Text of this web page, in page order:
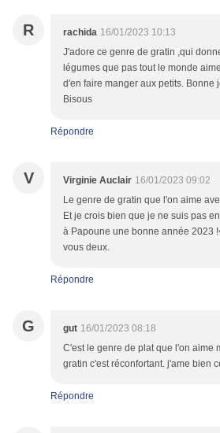
R rachida 16/01/2023 10:13
J'adore ce genre de gratin ,qui
légumes que pas tout le monde
d'en faire manger aux petits. Bonne
Bisous
Répondre
V Virginie Auclair 16/01/2023 09:02
Le genre de gratin que l'on aime
Et je crois bien que je ne suis pas
à Papoune une bonne année 2023
vous deux.
Répondre
G gut 16/01/2023 08:18
C'est le genre de plat que l'on aime
gratin c'est réconfortant. j'ame bien
Répondre